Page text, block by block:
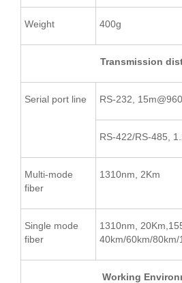
Weight 400g
Transmission
Serial port line RS-232,
RS-422/RS-485,
Multi-mode
fiber
1310nm, 2Km
Single mode
fiber
1310nm,
40km/60km/80km/
Working